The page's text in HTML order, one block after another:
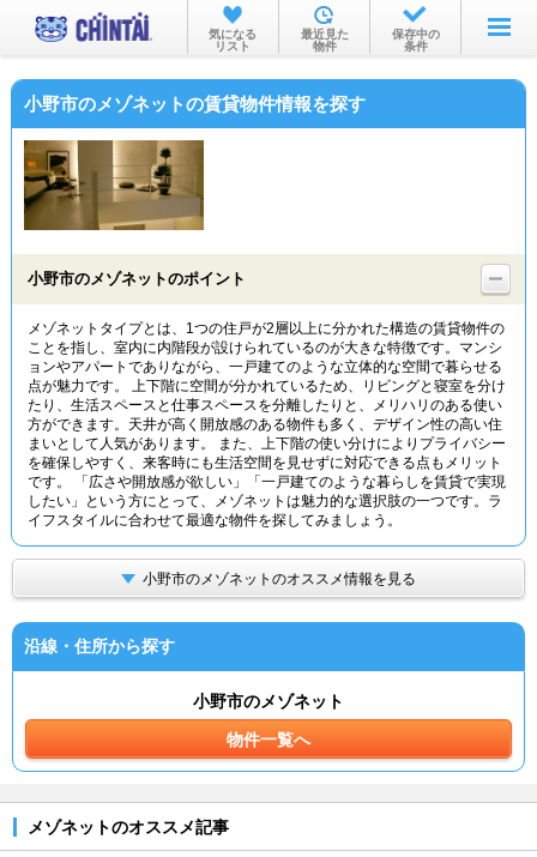
お部屋を探す
沿線・駅から
物件特集から
TOP
気になる
リスト
最近見た
物件
保存中の
条件
小野市のメゾネットの賃貸物件情報を探す
小野市のメゾネットのポイント
メゾネットタイプとは、1つの住戸が2層以上に分かれた構造の賃貸物件の
ことを指し、室内に内階段が設けられているのが大きな特徴です。マンシ
ョンやアパートでありながら、一戸建てのような立体的な空間で暮らせる
点が魅力です。 上下階に空間が分かれているため、リビングと寝室を分け
たり、生活スペースと仕事スペースを分離したりと、メリハリのある使い
方ができます。天井が高く開放感のある物件も多く、デザイン性の高い住
まいとして人気があります。 また、上下階の使い分けによりプライバシー
を確保しやすく、来客時にも生活空間を見せずに対応できる点もメリット
です。 「広さや開放感が欲しい」「一戸建てのような暮らしを賃貸で実現
したい」という方にとって、メゾネットは魅力的な選択肢の一つです。ラ
イフスタイルに合わせて最適な物件を探してみましょう。
小野市のメゾネットのオススメ情報を見る
沿線・住所から探す
小野市のメゾネット
物件一覧へ
メゾネットのオススメ記事